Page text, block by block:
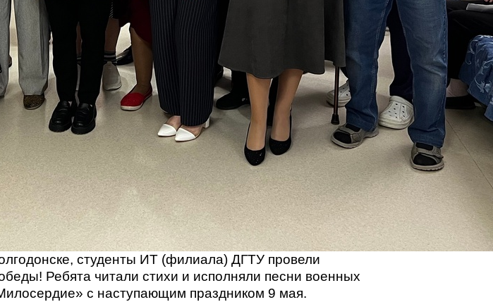
студенты ИТ (филиала) ДГТУ провели
Ребята читали стихи и исполняли песни военных
с наступающим праздником 9 мая.